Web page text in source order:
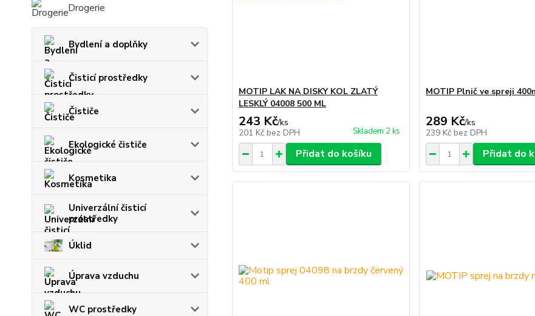
Drogerie
Bydlení a doplňky
Čisticí prostředky
Čističe
Ekologické čističe
Kosmetika
Univerzální čisticí
prostředky
Úklid
Úprava vzduchu
WC prostředky
MOTIP LAK NA DISKY KOL ZLATÝ
LESKLÝ 04008 500 ML
243 Kč/ks
201 Kč bez DPH Skladem 2 ks
Přidat do košíku
MOTIP Plnič ve spreji
289 Kč/ks
239 Kč bez DPH
Přidat do